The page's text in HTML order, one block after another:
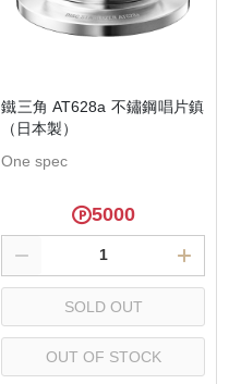
鐵三角 AT628a 不鏽鋼唱片鎮
（日本製）
One spec
5000
SOLD OUT
OUT OF STOCK